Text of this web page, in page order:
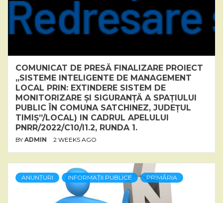
COMUNICAT DE PRESĂ FINALIZARE PROIECT
„SISTEME INTELIGENTE DE MANAGEMENT
LOCAL PRIN: EXTINDERE SISTEM DE
MONITORIZARE ȘI SIGURANȚĂ A SPAȚIULUI
PUBLIC ÎN COMUNA SATCHINEZ, JUDEȚUL
TIMIȘ”/LOCAL) IN CADRUL APELULUI
PNRR/2022/C10/I1.2, RUNDA 1.
BY ADMIN 2 WEEKS AGO
ANUNȚURI INFORMAȚII PUBLICE PRIMĂRIA